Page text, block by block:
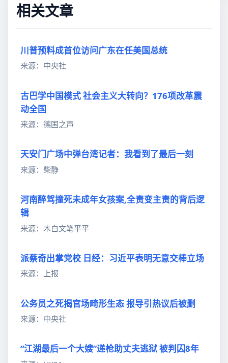
相关文章
川普预料成首位访问广东在任美国总统
来源：中央社
古巴学中国模式 社会主义大转向？176项改革震
动全国
来源：德国之声
天安门广场中弹台湾记者：我看到了最后一刻
来源：柴静
河南醉驾撞死未成年女孩案,全责变主责的背后逻
辑
来源：木白文笔平平
派蔡奇出掌党校 日经：习近平表明无意交棒立场
来源：上报
公务员之死揭官场畸形生态 报导引热议后被删
来源：中央社
“江湖最后一个大嫂”递枪助丈夫逃狱 被判囚8年